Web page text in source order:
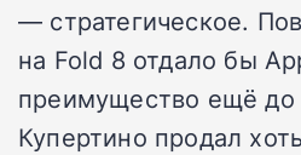
— стратегическое.
на Fold 8 отдало бы
преимущество ещё до
Купертино продал